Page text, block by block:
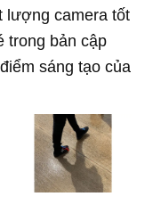
lượng camera tốt
trong bản cập
sáng tạo của